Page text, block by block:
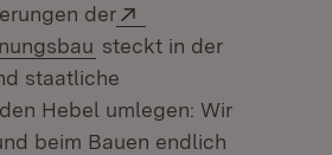
der
(Öffnet in neuem Fenster)
steckt in der
staatliche
Hebel umlegen: Wir
beim Bauen endlich